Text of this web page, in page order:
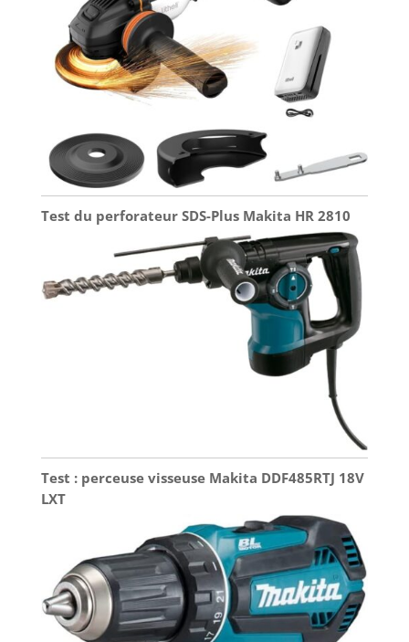
Test du perforateur SDS-Plus Makita HR 2810
Test : perceuse visseuse Makita DDF485RTJ 18V
LXT